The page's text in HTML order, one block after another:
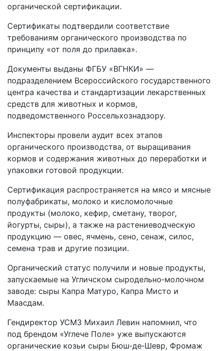
органической сертификации.
Сертификаты подтвердили соответствие
требованиям органического производства по
принципу «от поля до прилавка».
Документы выданы ФГБУ «ВГНКИ» —
подразделением Всероссийского государственного
центра качества и стандартизации лекарственных
средств для животных и кормов,
подведомственного Россельхознадзору.
Инспекторы провели аудит всех этапов
органического производства, от выращивания
кормов и содержания животных до переработки и
упаковки готовой продукции.
Сертификация распространяется на мясо и мясные
полуфабрикаты, молоко и кисломолочные
продукты (молоко, кефир, сметану, творог,
йогурты, сыры), а также на растениеводческую
продукцию — овес, ячмень, сено, сенаж, силос,
семена трав и другие позиции.
Органический статус получили и новые продукты,
запускаемые на Угличском сыродельно‑молочном
заводе: сыры Капра Матуро, Капра Мисто и
Маасдам.
Гендиректор УСМЗ Михаил Левин напомнил, что
под брендом «Углече Поле» уже выпускаются
органические козьи сыры Бюш‑де‑Шевр, Фромаж